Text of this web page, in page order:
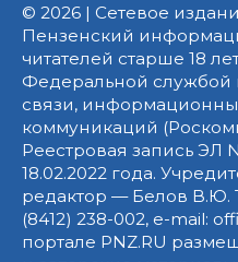
© 2026 | Сетевое
Пензенский
читателей старше 18
Федеральной службой
связи,
коммуникаций
Реестровая запись ЭЛ
18.02.2022 года.
редактор — Белов В.Ю.
(8412) 238-002, e-mail:
портале PNZ.RU